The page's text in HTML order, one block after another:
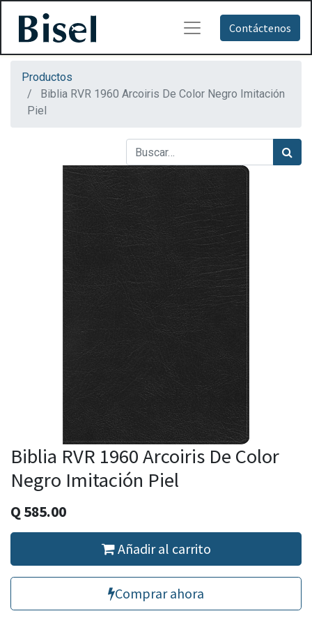
Contáctenos
Productos
Biblia RVR 1960 Arcoiris De Color Negro Imitación
Piel
Biblia RVR 1960 Arcoiris De Color
Negro Imitación Piel
Q 585.00
Añadir al carrito
Comprar ahora